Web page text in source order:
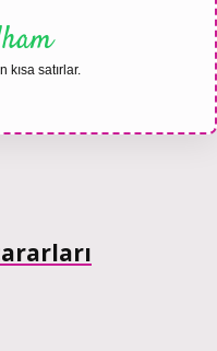
kısa satırlar.